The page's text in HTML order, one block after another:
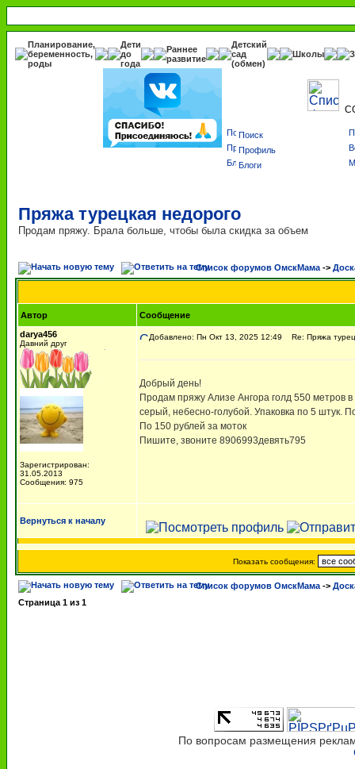
Планирование,
беременность,
роды
Дети
до
года
Раннее
развитие
Детский
сад
(обмен)
Школы
Поиск
Профиль
Блоги
Пряжа турецкая недорого
Продам пряжу. Брала больше, чтобы была скидка за объем
Список форумов ОмскМама ->
Автор
Сообщение
darya456
Давний друг
Зарегистрирован:
31.05.2013
Сообщения: 975
Добавлено: Пн Окт 13, 2025 12:49 Re: Пряжа
Добрый день!
Продам пряжу Ализе Ангора голд 550 метров
серый, небесно-голубой. Упаковка по 5 штук.
По 150 рублей за моток
Пишите, звоните 8906993девять795
Вернуться к началу
Показать сообщения:
Список форумов ОмскМама ->
Страница 1 из 1
По вопросам размещения